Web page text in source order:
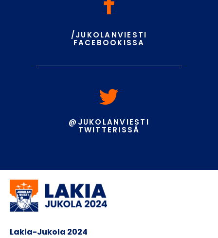
/JUKOLANVIESTI
FACEBOOKISSA
@JUKOLANVIESTI
TWITTERISSÄ
Lakia-Jukola 2024